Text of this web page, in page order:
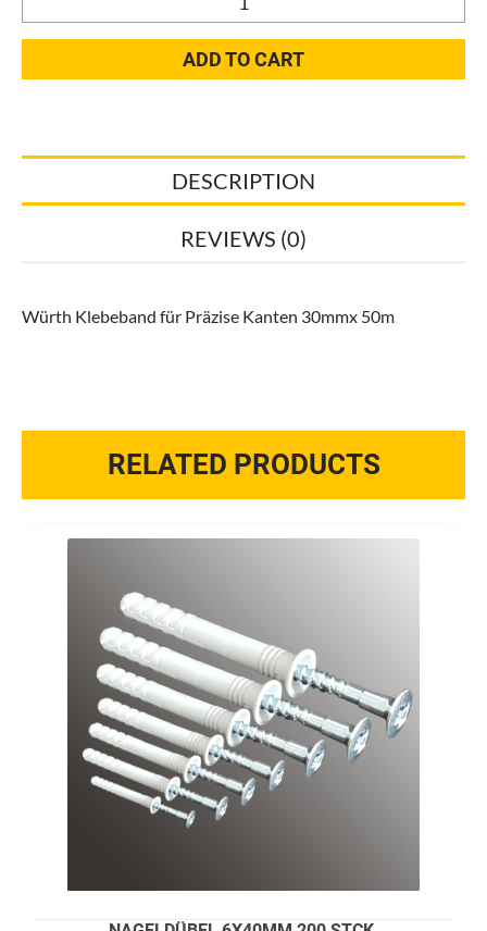
Präzisionskreppband
quantity
ADD TO CART
DESCRIPTION
REVIEWS (0)
Würth Klebeband für Präzise Kanten 30mmx 50m
RELATED PRODUCTS